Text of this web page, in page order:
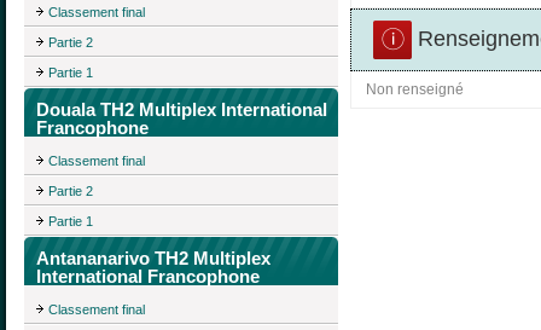
Classement final
Partie 2
Partie 1
Douala TH2 Multiplex International
Francophone
Classement final
Partie 2
Partie 1
Antananarivo TH2 Multiplex
International Francophone
Classement final
Non renseigné